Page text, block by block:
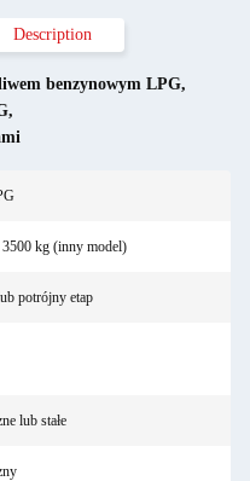
Description
benzynowym LPG,
,
kg (inny model)
potrójny etap
lub stałe